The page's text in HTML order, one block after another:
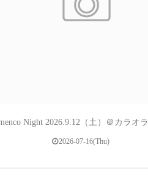
Night 2026.9.12（土）＠カラオラ
2026-07-16(Thu)